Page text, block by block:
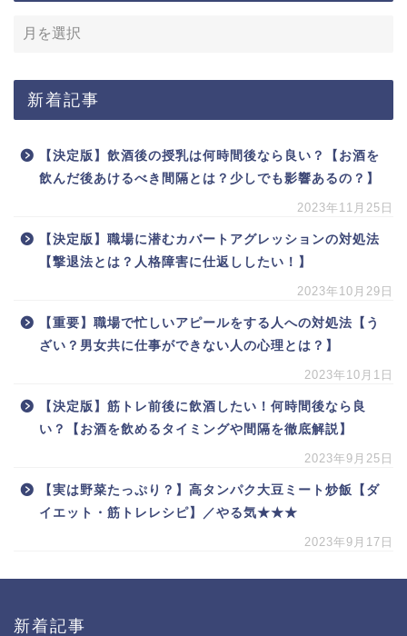
新着記事
【決定版】飲酒後の授乳は何時間後なら良い？【お酒を
飲んだ後あけるべき間隔とは？少しでも影響あるの？】
2023年11月25日
【決定版】職場に潜むカバートアグレッションの対処法
【撃退法とは？人格障害に仕返ししたい！】
2023年10月29日
【重要】職場で忙しいアピールをする人への対処法【う
ざい？男女共に仕事ができない人の心理とは？】
2023年10月1日
【決定版】筋トレ前後に飲酒したい！何時間後なら良
い？【お酒を飲めるタイミングや間隔を徹底解説】
2023年9月25日
【実は野菜たっぷり？】高タンパク大豆ミート炒飯【ダ
イエット・筋トレレシピ】／やる気★★★
2023年9月17日
新着記事